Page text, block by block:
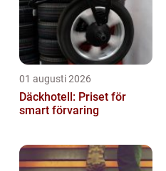
01 augusti 2026
Däckhotell: Priset för
smart förvaring